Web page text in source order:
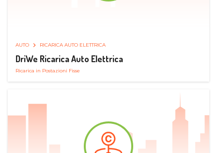
AUTO RICARICA AUTO ELETTRICA
DriWe Ricarica Auto Elettrica
Ricarica in Postazioni Fisse